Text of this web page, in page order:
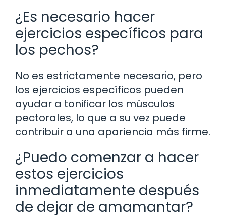
¿Es necesario hacer
ejercicios específicos para
los pechos?
No es estrictamente necesario, pero
los ejercicios específicos pueden
ayudar a tonificar los músculos
pectorales, lo que a su vez puede
contribuir a una apariencia más firme.
¿Puedo comenzar a hacer
estos ejercicios
inmediatamente después
de dejar de amamantar?